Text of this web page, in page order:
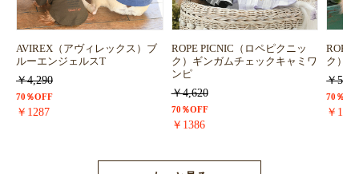
AVIREX（アヴィレックス）ブ
ルーエンジェルスT
￥4,290
70％OFF
￥1287
ROPE PICNIC（ロペピクニッ
ク）ギンガムチェックキャミワ
ンピ
￥4,620
70％OFF
￥1386
ROPE
ク）
￥
70％
￥